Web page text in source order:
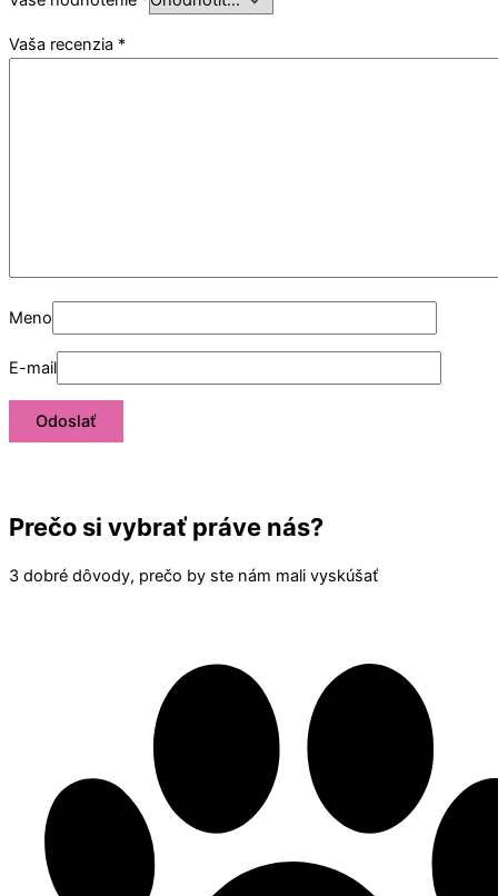
Vaša recenzia *
Meno
E-mail
Prečo si vybrať práve nás?
3 dobré dôvody, prečo by ste nám mali vyskúšať